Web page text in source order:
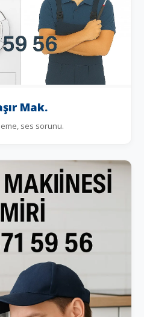
Mak.
ses sorunu.